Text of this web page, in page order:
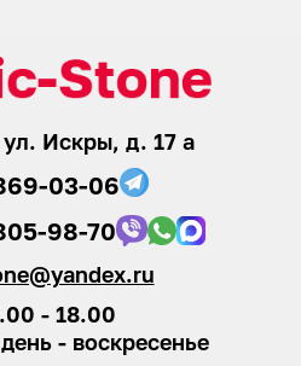
Искры, д. 17 а
03-06
98-70
- 18.00
- воскресенье